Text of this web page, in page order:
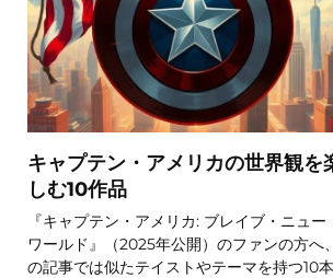
キャプテン・アメリカの世界観を
しむ10作品
『キャプテン・アメリカ: ブレイブ・ニュー
ワールド』（2025年公開）のファンの方へ
の記事では似たテイストやテーマを持つ10